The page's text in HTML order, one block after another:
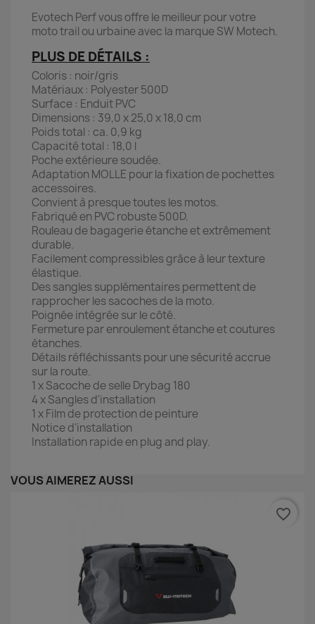
Evotech Perf vous offre le meilleur pour votre
moto trail ou urbaine avec la marque SW Motech.
PLUS DE DÉTAILS :
Coloris : noir/gris
Matériaux : Polyester 500D
Surface : Enduit PVC
Dimensions : 39,0 x 25,0 x 18,0 cm
Poids total : ca. 0,9 kg
Capacité total : 18,0 l
Poche extérieure soudée.
Adaptation MOLLE pour la fixation de pochettes
accessoires.
Convient à presque toutes les motos.
Fabriqué en PVC robuste 500D.
Rouleau de bagagerie étanche et extrêmement
durable.
Facilement compressibles grâce à leur texture
élastique.
Des sangles supplémentaires permettent de
rapprocher les sacoches de la moto.
Poignée intégrée sur le côté.
Fermeture par enroulement étanche et coutures
étanches.
Détails réfléchissants pour une sécurité accrue
sur la route.
1 x Sacoche de selle Drybag 180
4 x Sangles d'installation
1 x Film de protection de peinture
Notice d'installation
Installation rapide en plug and play.
VOUS AIMEREZ AUSSI
favorite_border